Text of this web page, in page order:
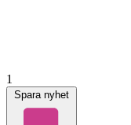
1
Spara nyhet